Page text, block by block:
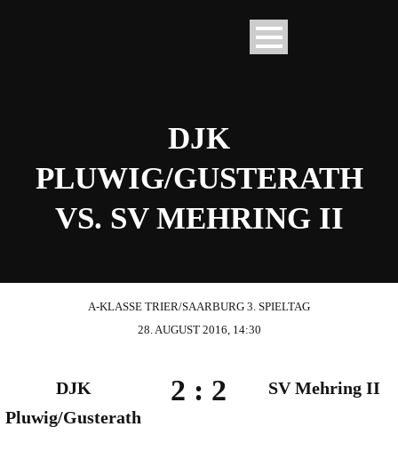
DJK
PLUWIG/GUSTERATH
VS. SV MEHRING II
A-KLASSE TRIER/SAARBURG 3. SPIELTAG
28. AUGUST 2016, 14:30
DJK
Pluwig/Gusterath
2 : 2 SV Mehring II